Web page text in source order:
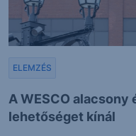
A WESCO
lehetőséget kínál
ELEMZÉS